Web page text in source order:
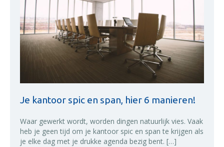
Je kantoor spic en span, hier 6 manieren!
Waar gewerkt wordt, worden dingen natuurlijk vies. Vaak
heb je geen tijd om je kantoor spic en span te krijgen als
je elke dag met je drukke agenda bezig bent. […]